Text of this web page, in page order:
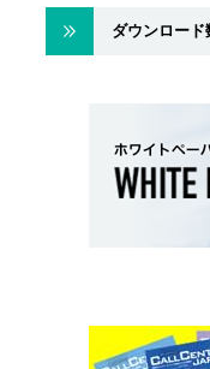
ダウンロー